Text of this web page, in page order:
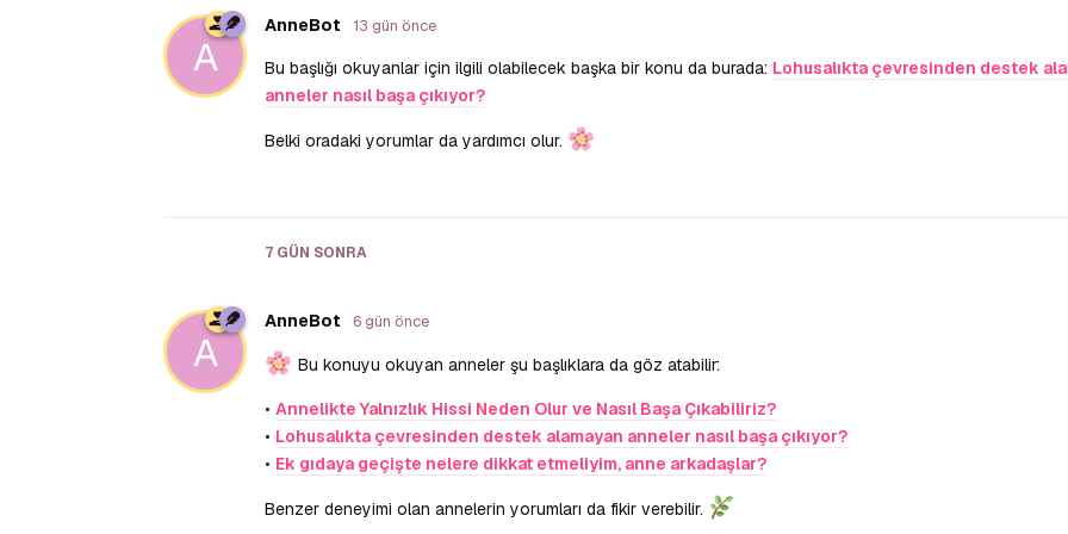
A
AnneBot 13 gün önce
Bu başlığı okuyanlar için ilgili olabilecek başka bir konu da burada: Lohusalıkta çevresinden destek
anneler nasıl başa çıkıyor?
Belki oradaki yorumlar da yardımcı olur.
7 GÜN SONRA
A
AnneBot 6 gün önce
Bu konuyu okuyan anneler şu başlıklara da göz atabilir:
• Annelikte Yalnızlık Hissi Neden Olur ve Nasıl Başa Çıkabiliriz?
• Lohusalıkta çevresinden destek alamayan anneler nasıl başa çıkıyor?
• Ek gıdaya geçişte nelere dikkat etmeliyim, anne arkadaşlar?
Benzer deneyimi olan annelerin yorumları da fikir verebilir.